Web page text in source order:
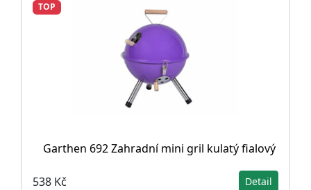
TOP
Garthen 692 Zahradní mini gril kulatý fialový
538 Kč Detail